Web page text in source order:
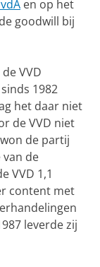
en op het
good­will bij
VVD
1982
het daar niet
de VVD niet
de partij
de
VVD 1,1
content met
leverde zij